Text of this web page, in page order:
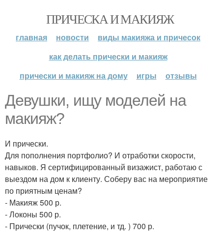
ПРИЧЕСКА И МАКИЯЖ
главная новости
виды макияжа и причесок
как делать прически и макияж
прически и макияж на дому
игры отзывы
Девушки, ищу моделей на
макияж?
И прически.
Для пополнения портфолио? И отработки скорости,
навыков. Я сертифицированный визажист, работаю с
выездом на дом к клиенту. Соберу вас на мероприятие
по приятным ценам?
- Макияж 500 р.
- Локоны 500 р.
- Прически (пучок, плетение, и тд. ) 700 р.